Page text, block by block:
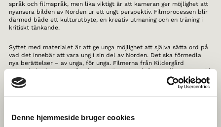
Denne hjemmeside bruger cookies
språk och filmspråk, men lika viktigt är att kameran ger möjlighet att
nyansera bilden av Norden ur ett ungt perspektiv. Filmprocessen blir
därmed både ett kulturutbyte, en kreativ utmaning och en träning i
kritiskt tänkande.
Syftet med materialet är att ge unga möjlighet att själva sätta ord på
vad det innebär att vara ung i sin del av Norden. Det ska förmedla
nya berättelser – av unga, för unga. Filmerna från Kildergård
privatskola visar hur syftet kan omsättas i praktiken, enligt Sara Prahl
Larsen, projektledare för Norden på film på Det Danske Filminstitut.
– Eleverna på Kildegård privatskole var verkligen duktiga på att
film om prestationspressen i skolan, medan en annan satte ord på
vad det egentligen innebär att ha tid för sig själv, säger hon.